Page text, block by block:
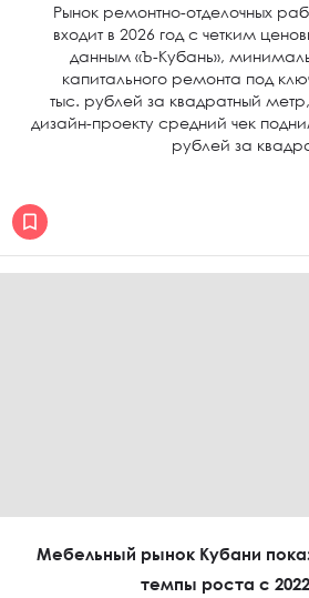
Рынок ремонтно-отделочных
входит в 2026 год с четким
данным «Ъ-Кубань»,
капитального ремонта под
тыс. рублей за квадратный
дизайн-проекту средний чек
рублей за
Мебельный рынок Кубани
темпы роста с